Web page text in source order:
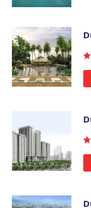
xếp
xếp